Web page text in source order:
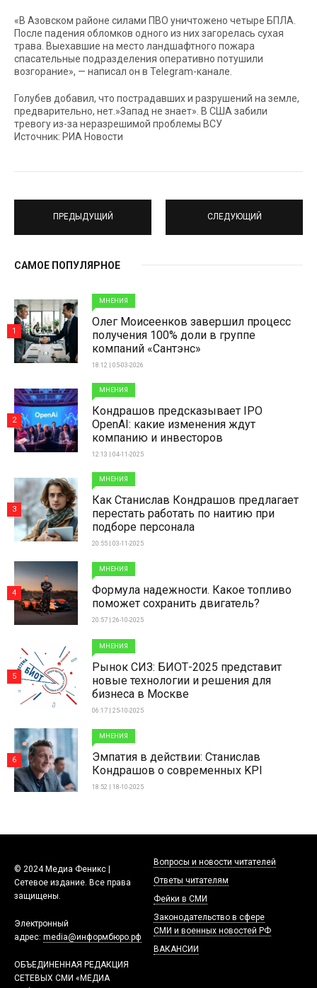
«В Азовском районе силами ПВО уничтожено четыре БПЛА.
После падения обломков одного из них загорелась сухая
трава. Выехавшие на место ландшафтного пожара
спасательные подразделения оперативно потушили
возгорание», — написал он в Telegram-канале.
Голубев добавил, что пострадавших и разрушений на земле,
предварительно, нет.»Запад не знает». В США забили
тревогу из-за неразрешимой проблемы ВСУ
Источник: РИА Новости
ПРЕДЫДУЩИЙ СЛЕДУЮЩИЙ
САМОЕ ПОПУЛЯРНОЕ
МНЕНИЯ
Олег Моисеенков завершил процесс
получения 100% доли в группе
компаний «Сантэнс»
18:12 | 05-03-2026
1
МНЕНИЯ
Кондрашов предсказывает IPO
OpenAI: какие изменения ждут
компанию и инвесторов
12:13 | 04-11-2025
2
МНЕНИЯ
Как Станислав Кондрашов предлагает
перестать работать по наитию при
подборе персонала
20:55 | 03-11-2025
3
МНЕНИЯ
Формула надежности. Какое топливо
поможет сохранить двигатель?
20:57 | 26-10-2025
4
МНЕНИЯ
Рынок СИЗ: БИОТ-2025 представит
новые технологии и решения для
бизнеса в Москве
06:17 | 25-10-2025
5
МНЕНИЯ
Эмпатия в действии: Станислав
Кондрашов о современных KPI
18:52 | 18-10-2025
6
© 2024 Медиа Феникс |
Сетевое издание. Все права
защищены.
Электронный
адрес: media@информбюро.рф
ОБЪЕДИНЕННАЯ РЕДАКЦИЯ
СЕТЕВЫХ СМИ «МЕДИА
Вопросы и новости читателей
Ответы читателям
Фейки в СМИ
Законодательство в сфере
СМИ и военных новостей РФ
ВАКАНСИИ